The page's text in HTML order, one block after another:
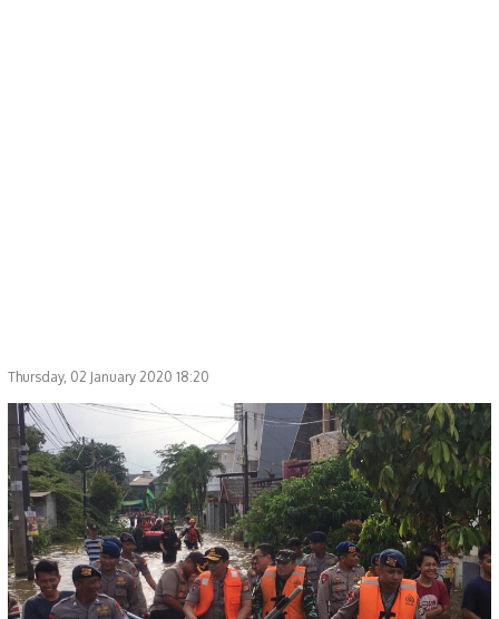
Thursday, 02 January 2020 18:20